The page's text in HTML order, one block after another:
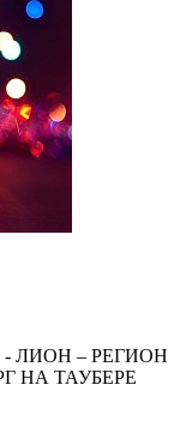
- ЛИОН – РЕГИОН
НА ТАУБЕРЕ